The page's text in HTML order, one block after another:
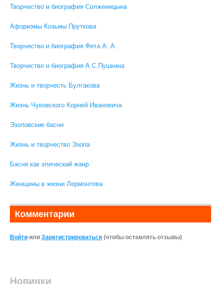
Творчество и биография Солженицына
Афоризмы Козьмы Пруткова
Творчество и биография Фета А. А.
Творчество и биография А.С.Пушкина
Жизнь и творчесть Булгакова
Жизнь Чуковского Корней Ивановича
Эзоповские басни
Жизнь и творчество Эзопа
Басня как эпический жанр
Женщины в жизни Лермонтова
Комментарии
Войти или Зарегистрироваться (чтобы оставлять отзывы)
Новинки